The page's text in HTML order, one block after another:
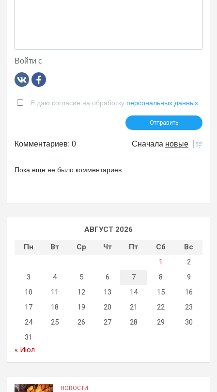
Войти с
Я даю согласие на обработку персональных данных
Комментариев: 0 Сначала новые
Пока еще не было комментариев
АВГУСТ 2026
Пн
Вт Ср Чт Пт Сб
Вс
1
2
3
4 5 6 7 8
9
10
11 12 13 14 15
16
17
18 19 20 21 22
23
24
25 26 27 28 29
30
31
« Июл
НОВОСТИ